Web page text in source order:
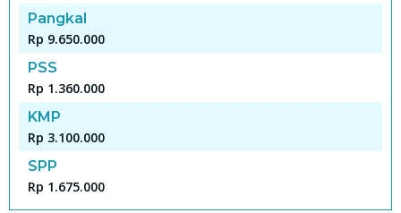
Pangkal
Rp 9.650.000
PSS
Rp 1.360.000
KMP
Rp 3.100.000
SPP
Rp 1.675.000